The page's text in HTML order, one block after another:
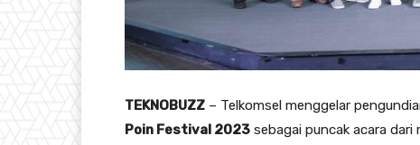
TEKNOBUZZ – Telkomsel menggelar
Poin Festival 2023 sebagai puncak acara